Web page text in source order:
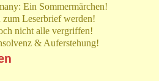
Ein Sommermärchen!
Leserbrief werden!
nicht alle vergriffen!
& Auferstehung!